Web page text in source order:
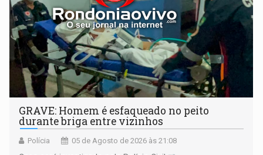
GRAVE: Homem é esfaqueado no peito
durante briga entre vizinhos
Polícia 05 de Agosto de 2026 às 21:08